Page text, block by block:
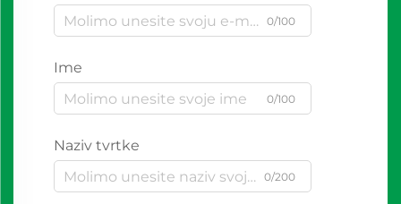
0/100
Ime
0/100
Naziv tvrtke
0/200